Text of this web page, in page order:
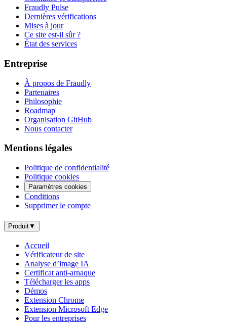
Fraudly Pulse
Dernières vérifications
Mises à jour
Ce site est-il sûr ?
État des services
Entreprise
À propos de Fraudly
Partenaires
Philosophie
Roadmap
Organisation GitHub
Nous contacter
Mentions légales
Politique de confidentialité
Politique cookies
Paramètres cookies
Conditions
Supprimer le compte
Produit▼
Accueil
Vérificateur de site
Analyse d’image IA
Certificat anti-arnaque
Télécharger les apps
Démos
Extension Chrome
Extension Microsoft Edge
Pour les entreprises